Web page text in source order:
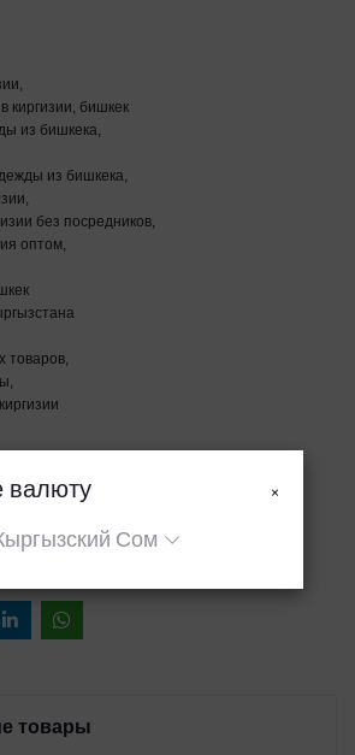
киргизии, бишкек
из бишкека,
из бишкека,
без посредников,
оптом,
товаров,
товары
валюту ×
Сом